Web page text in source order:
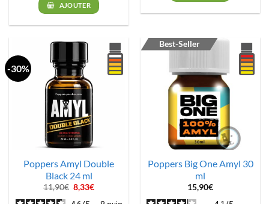
AJOUTER
-30%
Poppers Amyl Double
Black 24 ml
11,90€ Le
prix
8,33€Le
Best-Seller
Poppers Big One Amyl 30
ml
15,90€